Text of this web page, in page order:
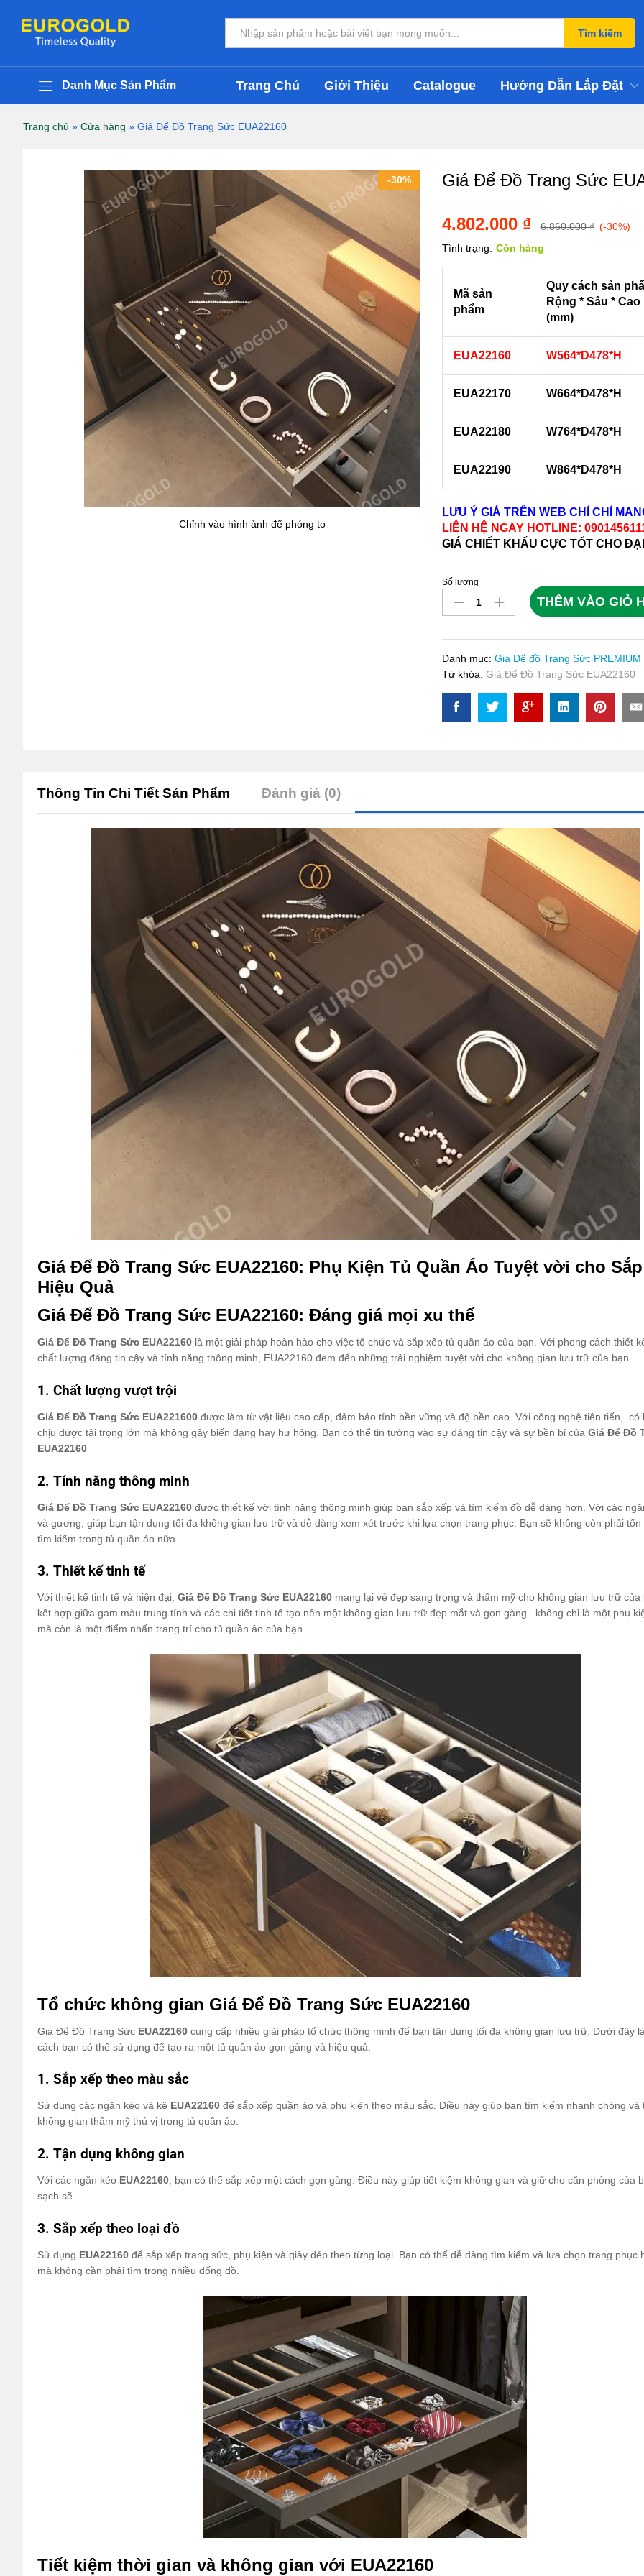
Tất cả Tìm kiếm
Danh Mục Sản Phẩm Trang Chủ Giới Thiệu Catalogue Hướng Dẫn Lắp Đặt
Trang chủ » Cửa hàng » Giá Để Đồ Trang Sức EUA22160
-30%
Chỉnh vào hình ảnh để phóng to
Giá Để Đồ Trang Sức
4.802.000 ₫ 6.860.000₫ (-30%)
Tình trạng: Còn hàng
Mã sản
phẩm
Quy cách sản
Rộng * Sâu * Cao
(mm)
EUA22160 W564*D478*H
EUA22170 W664*D478*H
EUA22180 W764*D478*H
EUA22190 W864*D478*H
LƯU Ý GIÁ TRÊN WEB CHỈ CHỈ
LIÊN HỆ NGAY HOTLINE:
GIÁ CHIẾT KHẤU CỰC TỐT CHO
Giá
Đồ
EUA22160
quantity
Số lượng
THÊM VÀO GIỎ
Danh mục: Giá Để đồ Trang Sức PREMIUM
Từ khóa: Giá Để Đồ Trang Sức EUA22160
Thông Tin Chi Tiết Sản Phẩm Đánh giá (0)
Giá Để Đồ Trang Sức EUA22160: Phụ Kiện Tủ Quần Áo Tuyệt vời cho
Hiệu Quả
Giá Để Đồ Trang Sức EUA22160: Đáng giá mọi xu thế
Giá Để Đồ Trang Sức EUA22160 là một giải pháp hoàn hảo cho việc tổ chức và sắp xếp tủ quần áo của bạn. Với phong cách thiết
chất lượng đáng tin cậy và tính năng thông minh, EUA22160 đem đến những trải nghiệm tuyệt vời cho không gian lưu trữ của bạn.
1. Chất lượng vượt trội
Giá Để Đồ Trang Sức EUA221600 được làm từ vật liệu cao cấp, đảm bảo tính bền vững và độ bền cao. Với công nghệ tiên tiến, có
chịu được tải trọng lớn mà không gây biến dạng hay hư hỏng. Bạn có thể tin tưởng vào sự đáng tin cậy và sự bền bỉ của Giá Để Đồ
EUA22160
2. Tính năng thông minh
Giá Để Đồ Trang Sức EUA22160 được thiết kế với tính năng thông minh giúp bạn sắp xếp và tìm kiếm đồ dễ dàng hơn. Với các
và gương, giúp bạn tận dụng tối đa không gian lưu trữ và dễ dàng xem xét trước khi lựa chọn trang phục. Bạn sẽ không còn phải tốn
tìm kiếm trong tủ quần áo nữa.
3. Thiết kế tinh tế
Với thiết kế tinh tế và hiện đại, Giá Để Đồ Trang Sức EUA22160 mang lại vẻ đẹp sang trọng và thẩm mỹ cho không gian lưu trữ của
kết hợp giữa gam màu trung tính và các chi tiết tinh tế tạo nên một không gian lưu trữ đẹp mắt và gọn gàng. không chỉ là một phụ
mà còn là một điểm nhấn trang trí cho tủ quần áo của bạn.
Tổ chức không gian Giá Để Đồ Trang Sức EUA22160
Giá Để Đồ Trang Sức EUA22160 cung cấp nhiều giải pháp tổ chức thông minh để bạn tận dụng tối đa không gian lưu trữ. Dưới đây
cách bạn có thể sử dụng để tạo ra một tủ quần áo gọn gàng và hiệu quả:
1. Sắp xếp theo màu sắc
Sử dụng các ngăn kéo và kệ EUA22160 để sắp xếp quần áo và phụ kiện theo màu sắc. Điều này giúp bạn tìm kiếm nhanh chóng và
không gian thẩm mỹ thú vị trong tủ quần áo.
2. Tận dụng không gian
Với các ngăn kéo EUA22160, bạn có thể sắp xếp một cách gọn gàng. Điều này giúp tiết kiệm không gian và giữ cho căn phòng của
sạch sẽ.
3. Sắp xếp theo loại đồ
Sử dụng EUA22160 để sắp xếp trang sức, phụ kiện và giày dép theo từng loại. Bạn có thể dễ dàng tìm kiếm và lựa chọn trang phục
mà không cần phải tìm trong nhiều đống đồ.
Tiết kiệm thời gian và không gian với EUA22160
Thông Tin Chi Tiết Sản Phẩm Đánh giá (0)